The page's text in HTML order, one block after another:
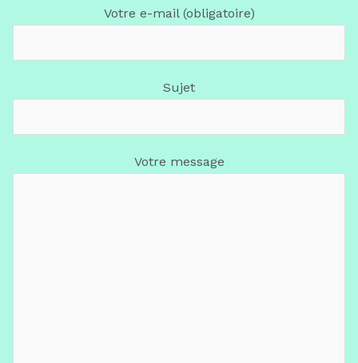
Votre e-mail (obligatoire)
Sujet
Votre message